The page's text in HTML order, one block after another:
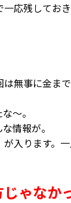
応残してお
無事に金ま
～。
情報が。
入ります。
ゃなか